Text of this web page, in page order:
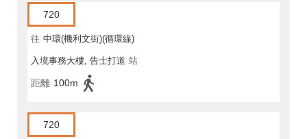
720
往 中環(機利文街)(循環線)
入境事務大樓, 告士打道 站
距離 100m
720